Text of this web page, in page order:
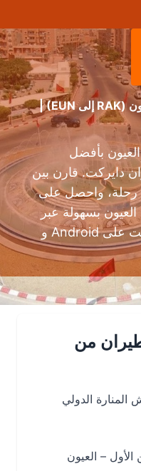
حجز طيران من مراكش إلى العيون (RAK إلى EUN) |
بأفضل
قارن بين
واحصل على
بسهولة عبر
موقع دايركت أو تطبيق دايركت على Android و
من
الدولي
العيون